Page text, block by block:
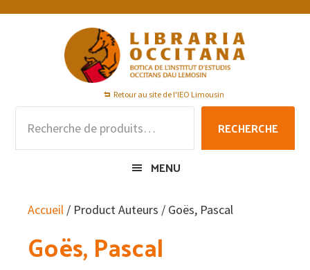
Passer
Passer
Passer
Retour au site de l'IEO Limousin
pour :
RECHERCHE
MENU
Accueil / Product Auteurs / Goës, Pascal
Goës, Pascal